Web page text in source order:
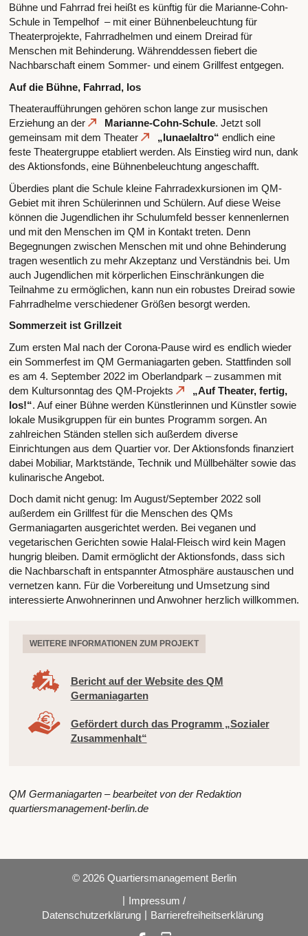
Bühne und Fahrrad frei heißt es künftig für die Marianne-Cohn-
Schule in Tempelhof – mit einer Bühnenbeleuchtung für
Theaterprojekte, Fahrradhelmen und einem Dreirad für
Menschen mit Behinderung. Währenddessen fiebert die
Nachbarschaft einem Sommer- und einem Grillfest entgegen.
Auf die Bühne, Fahrrad, los
Theateraufführungen gehören schon lange zur musischen
Erziehung an der
Marianne-Cohn-Schule. Jetzt soll
gemeinsam mit dem Theater
„lunaelaltro“ endlich eine
feste Theatergruppe etabliert werden. Als Einstieg wird nun, dank
des Aktionsfonds, eine Bühnenbeleuchtung angeschafft.
Überdies plant die Schule kleine Fahrradexkursionen im QM-
Gebiet mit ihren Schülerinnen und Schülern. Auf diese Weise
können die Jugendlichen ihr Schulumfeld besser kennenlernen
und mit den Menschen im QM in Kontakt treten. Denn
Begegnungen zwischen Menschen mit und ohne Behinderung
tragen wesentlich zu mehr Akzeptanz und Verständnis bei. Um
auch Jugendlichen mit körperlichen Einschränkungen die
Teilnahme zu ermöglichen, kann nun ein robustes Dreirad sowie
Fahrradhelme verschiedener Größen besorgt werden.
Sommerzeit ist Grillzeit
Zum ersten Mal nach der Corona-Pause wird es endlich wieder
ein Sommerfest im QM Germaniagarten geben. Stattfinden soll
es am 4. September 2022 im Oberlandpark – zusammen mit
dem Kultursonntag des QM-Projekts
„Auf Theater, fertig,
los!“. Auf einer Bühne werden Künstlerinnen und Künstler sowie
lokale Musikgruppen für ein buntes Programm sorgen. An
zahlreichen Ständen stellen sich außerdem diverse
Einrichtungen aus dem Quartier vor. Der Aktionsfonds finanziert
dabei Mobiliar, Marktstände, Technik und Müllbehälter sowie das
kulinarische Angebot.
Doch damit nicht genug: Im August/September 2022 soll
außerdem ein Grillfest für die Menschen des QMs
Germaniagarten ausgerichtet werden. Bei veganen und
vegetarischen Gerichten sowie Halal-Fleisch wird kein Magen
hungrig bleiben. Damit ermöglicht der Aktionsfonds, dass sich
die Nachbarschaft in entspannter Atmosphäre austauschen und
vernetzen kann. Für die Vorbereitung und Umsetzung sind
interessierte Anwohnerinnen und Anwohner herzlich willkommen.
WEITERE INFORMATIONEN ZUM PROJEKT
Bericht auf der Website des QM
Germaniagarten
Gefördert durch das Programm „Sozialer
Zusammenhalt“
QM Germaniagarten – bearbeitet von der Redaktion
quartiersmanagement-berlin.de
© 2026 Quartiersmanagement Berlin
| Impressum /
Datenschutzerklärung | Barrierefreiheitserklärung